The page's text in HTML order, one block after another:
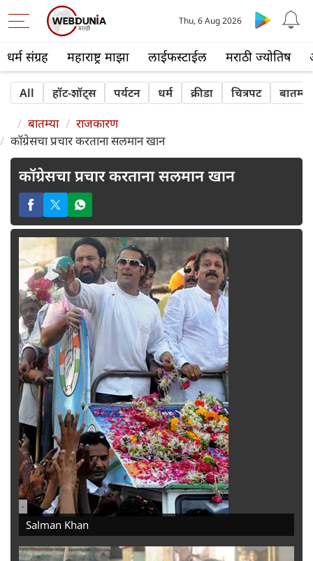
धर्म संग्रह महाराष्ट्र माझा लाईफस्टाईल मराठी ज्योतिष
Thu, 6 Aug 2026
All हॉट-शॉट्‍स पर्यटन धर्म क्रीडा चित्रपट बातम्या
बातम्या
राजकारण
कॉग्रेसचा प्रचार करताना सलमान खान
कॉग्रेसचा प्रचार करताना सलमान खान
-
Salman Khan